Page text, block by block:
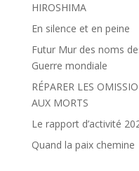
HIROSHIMA
En silence et en peine
Futur Mur des noms
Guerre mondiale
RÉPARER LES
AUX MORTS
Le rapport d’activité
Quand la paix chemine